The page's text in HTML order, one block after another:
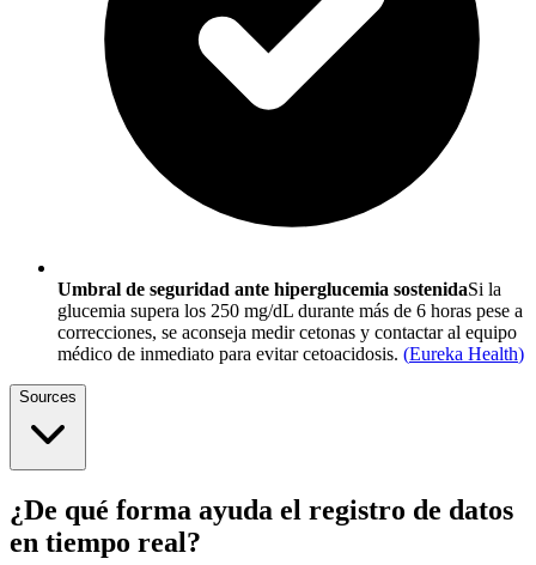
Umbral de seguridad ante hiperglucemia sostenidaSi la
glucemia supera los 250 mg/dL durante más de 6 horas pese a
correcciones, se aconseja medir cetonas y contactar al equipo
médico de inmediato para evitar cetoacidosis. (Eureka Health)
Sources
¿De qué forma ayuda el registro de datos
en tiempo real?